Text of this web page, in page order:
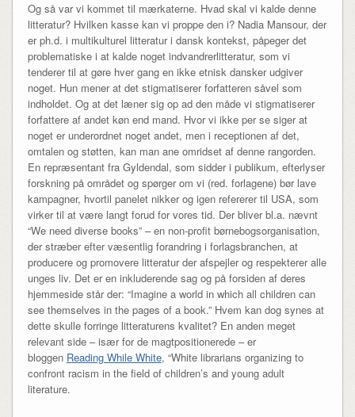
Og så var vi kommet til mærkaterne. Hvad skal vi kalde denne
litteratur? Hvilken kasse kan vi proppe den i? Nadia Mansour, der
er ph.d. i multikulturel litteratur i dansk kontekst, påpeger det
problematiske i at kalde noget indvandrerlitteratur, som vi
tenderer til at gøre hver gang en ikke etnisk dansker udgiver
noget. Hun mener at det stigmatiserer forfatteren såvel som
indholdet. Og at det læner sig op ad den måde vi stigmatiserer
forfattere af andet køn end mand. Hvor vi ikke per se siger at
noget er underordnet noget andet, men i receptionen af det,
omtalen og støtten, kan man ane omridset af denne rangorden.
En repræsentant fra Gyldendal, som sidder i publikum, efterlyser
forskning på området og spørger om vi (red. forlagene) bør lave
kampagner, hvortil panelet nikker og igen refererer til USA, som
virker til at være langt forud for vores tid. Der bliver bl.a. nævnt
“We need diverse books” – en non-profit børnebogsorganisation,
der stræber efter væsentlig forandring i forlagsbranchen, at
producere og promovere litteratur der afspejler og respekterer alle
unges liv. Det er en inkluderende sag og på forsiden af deres
hjemmeside står der: “Imagine a world in which all children can
see themselves in the pages of a book.” Hvem kan dog synes at
dette skulle forringe litteraturens kvalitet? En anden meget
relevant side – især for de magtpositionerede – er
bloggen Reading While White, “White librarians organizing to
confront racism in the field of children’s and young adult
literature.